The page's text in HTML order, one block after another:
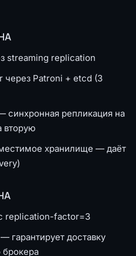
streaming replication
через Patroni + etcd (3
синхронная репликация на
вторую
хранилище — даёт
replication-factor=3
гарантирует доставку
брокера